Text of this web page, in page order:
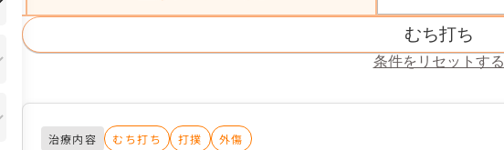
むち打ち
条件をリセットする
治療内容 むち打ち 打撲 外傷